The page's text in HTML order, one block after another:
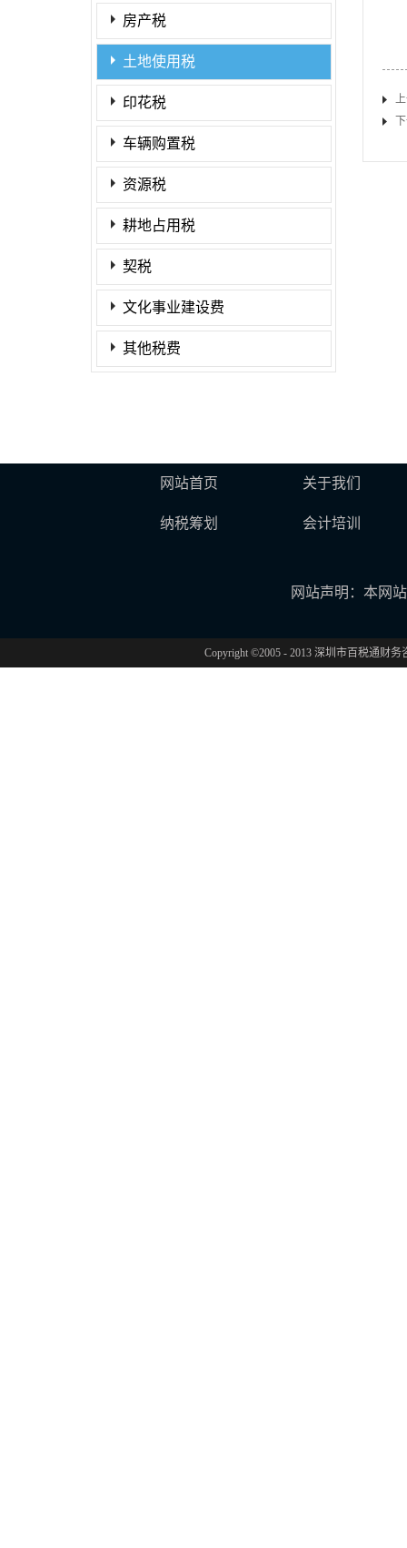
房产税
土地使用税
印花税
车辆购置税
资源税
耕地占用税
契税
文化事业建设费
其他税费
网站首页 关于我们
纳税筹划 会计培训
网站声明：本网
Copyright ©2005 - 2013 深圳市百税通财务